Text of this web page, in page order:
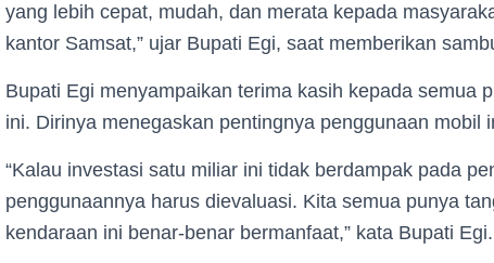
yang lebih cepat, mudah, dan merata kepada
kantor Samsat,” ujar Bupati Egi, saat memberikan
Bupati Egi menyampaikan terima kasih kepada semua
ini. Dirinya menegaskan pentingnya penggunaan mobil
“Kalau investasi satu miliar ini tidak berdampak pada
penggunaannya harus dievaluasi. Kita semua punya
kendaraan ini benar-benar bermanfaat,” kata Bupati Egi.